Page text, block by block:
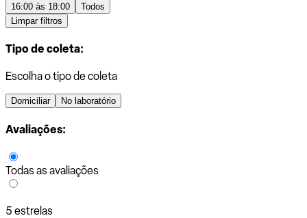
16:00 às 18:00
Todos
Limpar filtros
Tipo de coleta:
Escolha o tipo de coleta
Domiciliar No laboratório
Avaliações:
Todas as avaliações
5 estrelas